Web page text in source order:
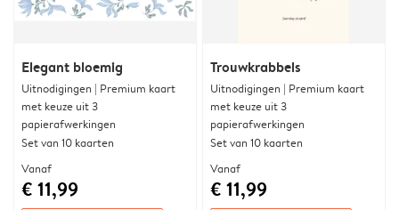
Elegant bloemig
Uitnodigingen | Premium kaart
met keuze uit 3
papierafwerkingen
Set van 10 kaarten
Vanaf
€ 11,99
Trouwkrabbels
Uitnodigingen | Premium kaart
met keuze uit 3
papierafwerkingen
Set van 10 kaarten
Vanaf
€ 11,99